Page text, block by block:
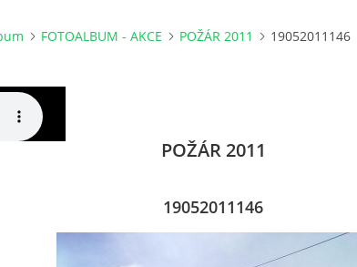
FOTOALBUM - AKCE POŽÁR 2011 19052011146
POŽÁR 2011
19052011146